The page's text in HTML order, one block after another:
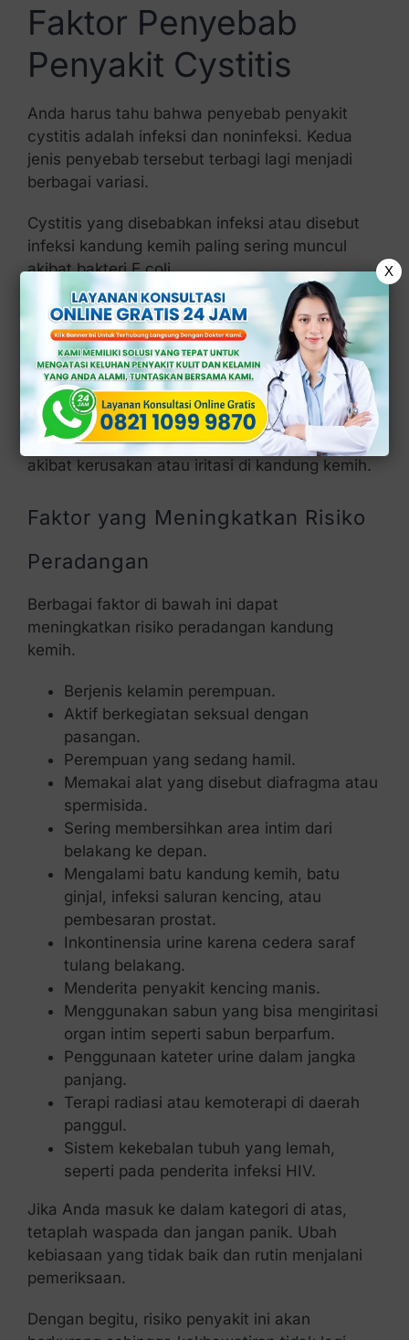
Faktor Penyebab
Penyakit Cystitis
Anda harus tahu bahwa penyebab penyakit
cystitis adalah infeksi dan noninfeksi. Kedua
jenis penyebab tersebut terbagi lagi menjadi
berbagai variasi.
Cystitis yang disebabkan infeksi atau disebut
infeksi kandung kemih paling sering muncul
akibat bakteri E.coli.
Patogen tersebut sebenarnya normal dan tidak
berbahaya apabila ada di usus. Kalau masuk ke
kandung kemih, bakteri ini mengakibatkan
peradangan.
Setelah cystitis infeksi, ada yang bernama
cystitis noninfeksi, yang merupakan masalah
akibat kerusakan atau iritasi di kandung kemih.
Faktor yang Meningkatkan Risiko
Peradangan
Berbagai faktor di bawah ini dapat
meningkatkan risiko peradangan kandung
kemih.
Berjenis kelamin perempuan.
Aktif berkegiatan seksual dengan
pasangan.
Perempuan yang sedang hamil.
Memakai alat yang disebut diafragma atau
spermisida.
Sering membersihkan area intim dari
belakang ke depan.
Mengalami batu kandung kemih, batu
ginjal, infeksi saluran kencing, atau
pembesaran prostat.
Inkontinensia urine karena cedera saraf
tulang belakang.
Menderita penyakit kencing manis.
Menggunakan sabun yang bisa mengiritasi
organ intim seperti sabun berparfum.
Penggunaan kateter urine dalam jangka
panjang.
Terapi radiasi atau kemoterapi di daerah
panggul.
Sistem kekebalan tubuh yang lemah,
seperti pada penderita infeksi HIV.
Jika Anda masuk ke dalam kategori di atas,
tetaplah waspada dan jangan panik. Ubah
kebiasaan yang tidak baik dan rutin menjalani
pemeriksaan.
Dengan begitu, risiko penyakit ini akan
X